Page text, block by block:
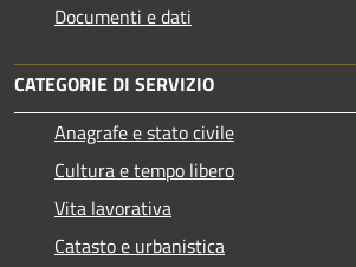
Documenti e dati
CATEGORIE DI SERVIZIO
Anagrafe e stato civile
Cultura e tempo libero
Vita lavorativa
Catasto e urbanistica